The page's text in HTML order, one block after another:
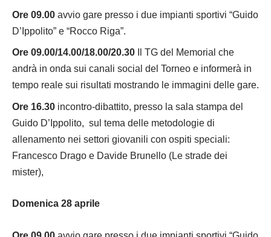
Ore 09.00 avvio gare presso i due impianti sportivi “Guido
D’Ippolito” e “Rocco Riga”.
Ore 09.00/14.00/18.00/20.30
Il TG del Memorial che
andrà in onda sui canali social del Torneo e informerà in
tempo reale sui risultati mostrando le immagini delle gare.
Ore 16.30 incontro-dibattito, presso la sala stampa del
Guido D’Ippolito, sul tema delle metodologie di
allenamento nei settori giovanili con ospiti speciali:
Francesco Drago e Davide Brunello (Le strade dei
mister),
Domenica 28 aprile